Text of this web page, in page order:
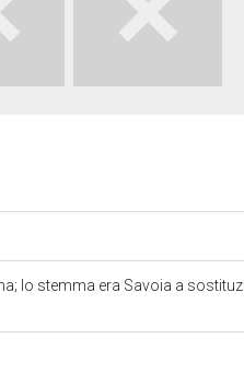
lo stemma era Savoia a